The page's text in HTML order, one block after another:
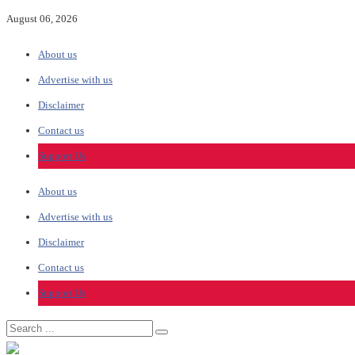
August 06, 2026
About us
Advertise with us
Disclaimer
Contact us
Support Us
About us
Advertise with us
Disclaimer
Contact us
Support Us